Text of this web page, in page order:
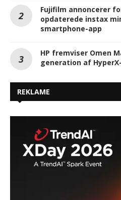
Fujifilm annoncerer
opdaterede instax
smartphone-app
HP fremviser Omen
generation af
REKLAME